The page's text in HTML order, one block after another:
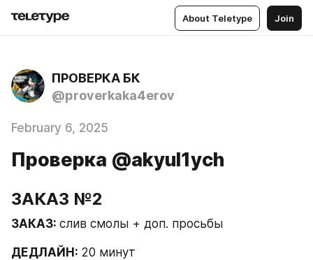
About Teletype Join
ПРОВЕРКА БК
@proverkaka4erov
February 6, 2025
Проверка @akyul1ych
ЗАКАЗ №2
ЗАКАЗ: слив смолы + доп. просьбы
ДЕДЛАЙН: 20 минут